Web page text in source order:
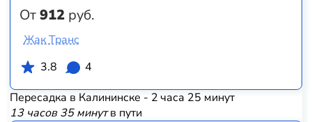
От912 руб.
Жак Транс
3.8
4
Пересадка в Калининске - 2 часа 25 минут
13 часов 35 минутв пути